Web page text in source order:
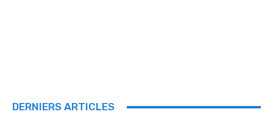
DERNIERS ARTICLES